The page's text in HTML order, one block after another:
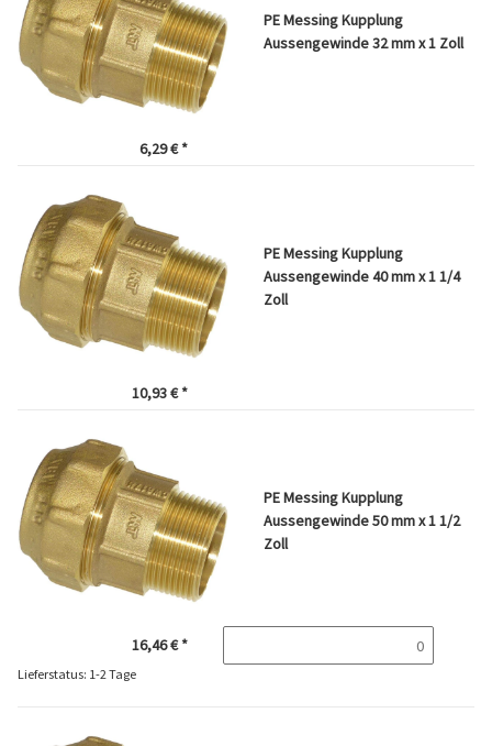
PE Messing Kupplung
Aussengewinde 32 mm x 1 Zoll
6,29 €*
PE Messing Kupplung
Aussengewinde 40 mm x 1 1/4
Zoll
10,93 €*
PE Messing Kupplung
Aussengewinde 50 mm x 1 1/2
Zoll
16,46 €*
Lieferstatus: 1-2 Tage